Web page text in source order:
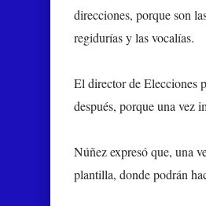
direcciones, porque son
regidurías y las vocalías.
El director de Elecciones
después, porque una vez
Núñez expresó que, una
plantilla, donde podrán